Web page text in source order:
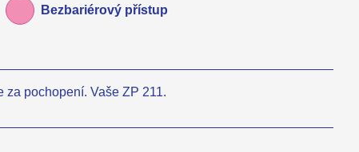
Bezbariérový přístup
za pochopení. Vaše ZP 211.